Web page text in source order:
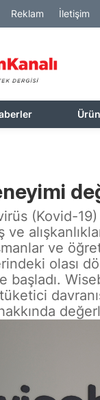
Reklam İletişim
(Kovid-
ve
ve
olası